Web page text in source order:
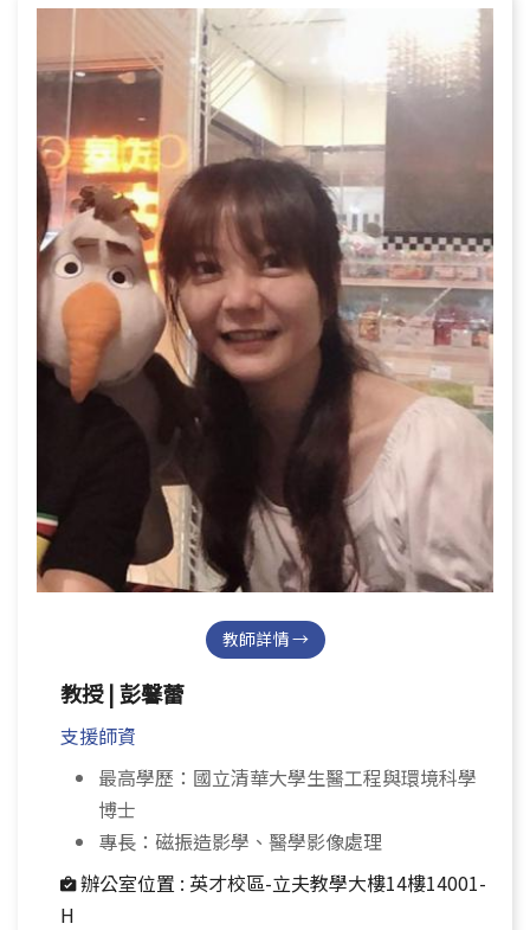
教師詳情 →
教授 | 彭馨蕾
支援師資
最高學歷：國立清華大學生醫工程與環境科學
博士
專長：磁振造影學、醫學影像處理
辦公室位置 : 英才校區-立夫教學大樓14樓14001-
H